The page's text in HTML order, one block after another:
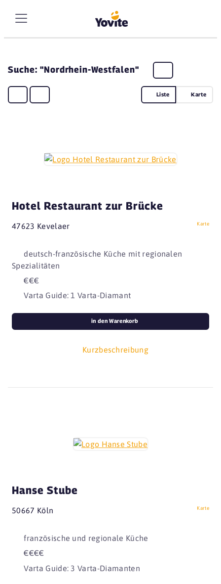
Suche: "Nordrhein-Westfalen"
Liste Karte
Hotel Restaurant zur Brücke
47623 Kevelaer Karte
deutsch-französische Küche mit regionalen
Spezialitäten
€€€
Varta Guide: 1 Varta-Diamant
Kurzbeschreibung
in den Warenkorb
Hanse Stube
50667 Köln Karte
französische und regionale Küche
€€€€
Varta Guide: 3 Varta-Diamanten